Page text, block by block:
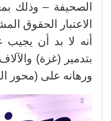
الصحيفة – وذلك
الاعتبار الحقوق
أنه لا بد أن يجيب
بتدمير (غزة)
ورهانه على (محور